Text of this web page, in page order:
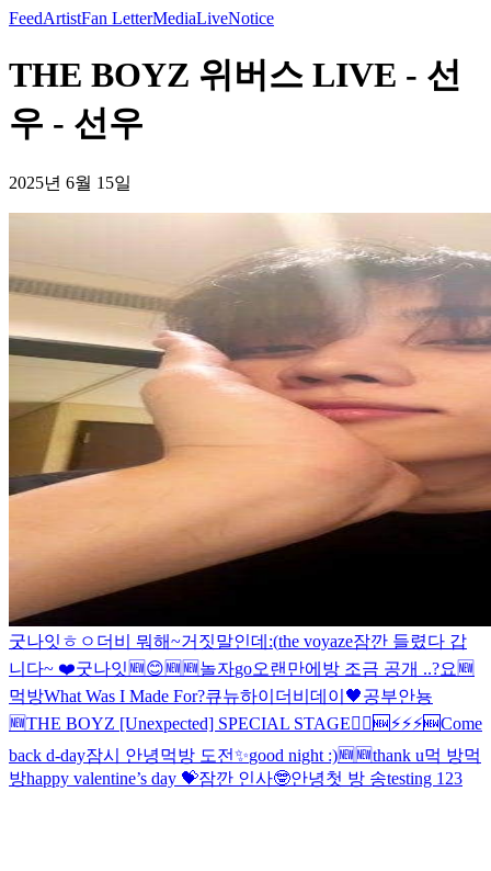
FeedArtistFan LetterMediaLiveNotice
THE BOYZ 위버스 LIVE - 선
우 - 선우
2025년 6월 15일
굿나잇 ㅎㅇ 더비 뭐해~거짓말인데 :(the voyaze잠깐 들렸다 갑
니다~ ❤️굿나잇 🆕😊🆕 🆕놀자go오랜만에 방 조금 공개 ..?요 🆕
먹방What Was I Made For?큐뉴하이 더비데이🖤공부안뇽
🆕THE BOYZ [Unexpected] SPECIAL STAGE🏃‍♂️🆕 ⚡️⚡️⚡️🆕Come
back d-day잠시 안녕먹방 도전✨good night :)🆕 🆕thank u먹 방먹
방happy valentine’s day 💝잠깐 인사🤓안녕첫 방 송testing 123